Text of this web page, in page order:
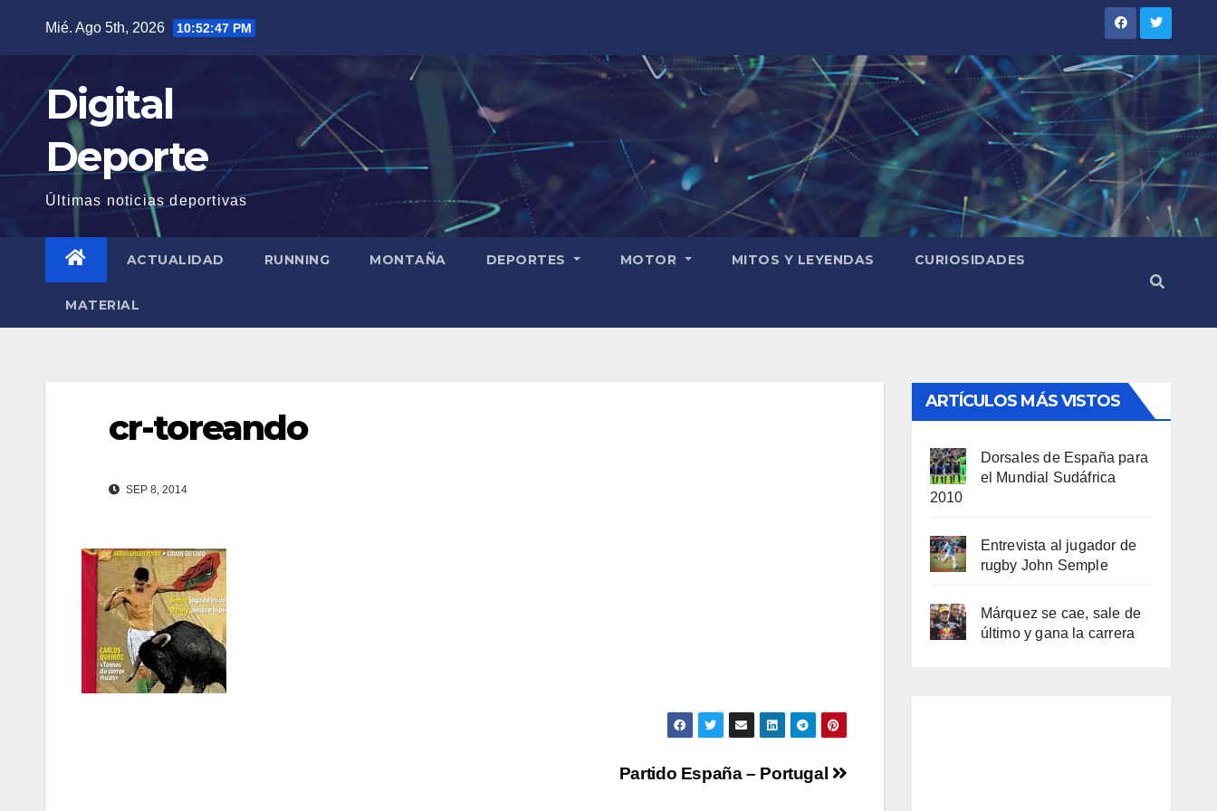
contenido
Mié. Ago 5th, 2026 10:52:47 PM
Digital
Deporte
Últimas noticias deportivas
ACTUALIDAD RUNNING MONTAÑA DEPORTES MOTOR MITOS Y LEYENDAS CURIOSIDADES
MATERIAL
cr-toreando
SEP 8, 2014
Partido España – Portugal
ARTÍCULOS MÁS VISTOS
Dorsales de España para
el Mundial Sudáfrica
2010
Entrevista al jugador de
rugby John Semple
Márquez se cae, sale de
último y gana la carrera